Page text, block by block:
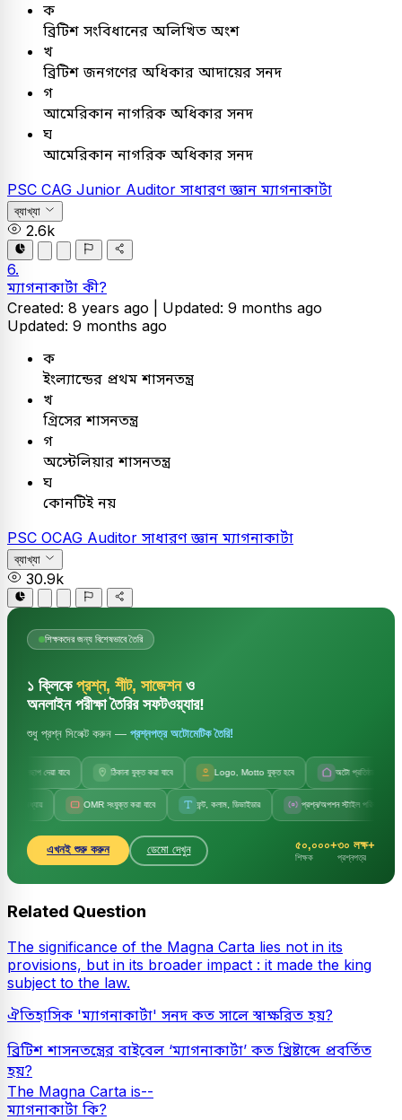
ক
ব্রিটিশ সংবিধানের অলিখিত অংশ
খ
ব্রিটিশ জনগণের অধিকার আদায়ের সনদ
গ
আমেরিকান নাগরিক অধিকার সনদ
ঘ
আমেরিকান নাগরিক অধিকার সনদ
PSC CAG Junior Auditor সাধারণ জ্ঞান ম্যাগনাকার্টা
ব্যাখ্যা
2.6k
6.
ম্যাগনাকার্টা কী?
Created: 8 years ago | Updated: 9 months ago
Updated: 9 months ago
ক
ইংল্যান্ডের প্রথম শাসনতন্ত্র
খ
গ্রিসের শাসনতন্ত্র
গ
অস্টেলিয়ার শাসনতন্ত্র
ঘ
কোনটিই নয়
PSC OCAG Auditor সাধারণ জ্ঞান ম্যাগনাকার্টা
ব্যাখ্যা
30.9k
শিক্ষকদের জন্য বিশেষভাবে তৈরি
১ ক্লিকে প্রশ্ন, শীট, সাজেশনও
অনলাইন পরীক্ষা তৈরির সফটওয়্যার!
শুধু প্রশ্ন সিলেক্ট করুন — প্রশ্নপত্র অটোমেটিক তৈরি!
দেয়া যাবে ঠিকানা যুক্ত করা যাবে Logo, Motto যুক্ত হবে অটো প্রতিষ্ঠানের নাম
OMR সংযুক্ত করা যাবে ফন্ট, কলাম, ডিভাইডার প্রশ্ন/অপশন স্টাইল পরিবর্তন
এখনই শুরু করুন ডেমো দেখুন ৫০,০০০+
শিক্ষক
৩০ লক্ষ+
প্রশ্নপত্র
Related Question
The significance of the Magna Carta lies not in its
provisions, but in its broader impact : it made the king
subject to the law.
ঐতিহাসিক 'ম্যাগনাকার্টা' সনদ কত সালে স্বাক্ষরিত হয়?
ব্রিটিশ শাসনতন্ত্রের বাইবেল ‘ম্যাগনাকার্টা’ কত খ্রিষ্টাব্দে প্রবর্তিত
হয়?
The Magna Carta is--
ম্যাগনাকার্টা কি?